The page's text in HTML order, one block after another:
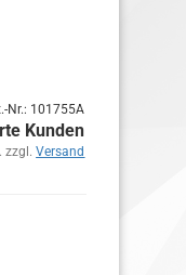
Nr.: 101755A
Kunden
zzgl.Versand